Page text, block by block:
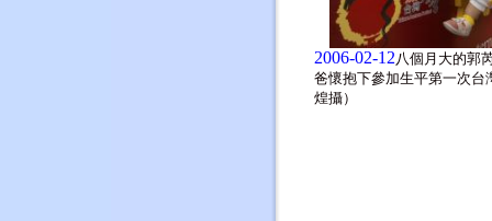
2006-02-12八個月大的郭
爸懷抱下參加生平第一次台
煌攝）